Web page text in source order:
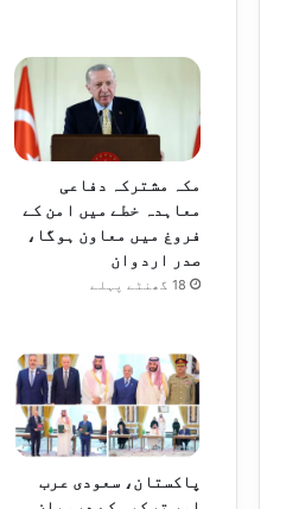
مکہ مشترکہ دفاعی
معاہدہ خطے میں امن کے
فروغ میں معاون ہوگا،
صدر اردوان
18 گھنٹے پہلے
پاکستان، سعودی عرب